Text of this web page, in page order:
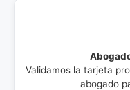
Validamos la tarjeta
abogado